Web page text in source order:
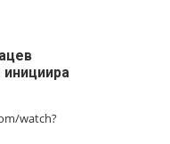
watch?